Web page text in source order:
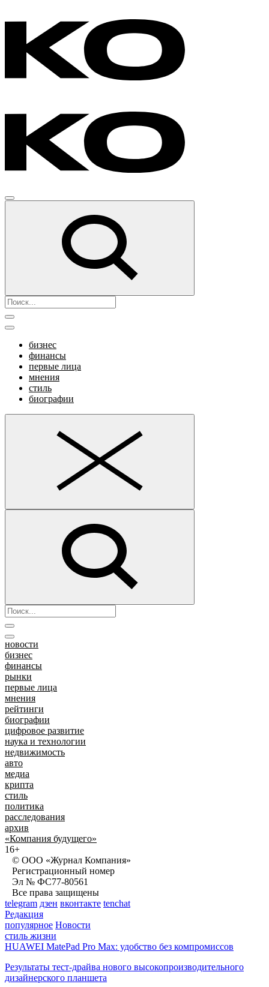
бизнес
финансы
первые лица
мнения
стиль
биографии
новости
бизнес
финансы
рынки
первые лица
мнения
рейтинги
биографии
цифровое развитие
наука и технологии
недвижимость
авто
медиа
крипта
стиль
политика
расследования
архив
«Компания будущего»
16+
© ООО «Журнал Компания»
Регистрационный номер
Эл № ФС77-80561
Все права защищены
telegram дзен вконтакте tenchat
Редакция
популярное Новости
стиль жизни
HUAWEI MatePad Pro Max: удобство без компромиссов
Результаты тест-драйва нового высокопроизводительного
дизайнерского планшета